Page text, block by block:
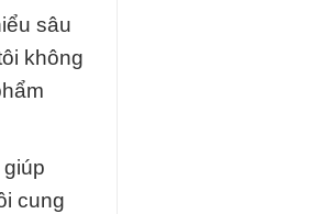
sâu
không
cung